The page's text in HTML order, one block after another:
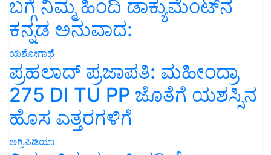
ಬಗ್ಗೆ ನಿಮ್ಮ ಹಿಂದಿ ಡಾಕ್ಯುಮೆಂಟ್‌ನ
ಕನ್ನಡ ಅನುವಾದ:
ಯಶೋಗಾಥೆ
ಪ್ರಹಲಾದ್ ಪ್ರಜಾಪತಿ: ಮಹೀಂದ್ರಾ
275 DI TU PP ಜೊತೆಗೆ ಯಶಸ್ಸಿನ
ಹೊಸ ಎತ್ತರಗಳಿಗೆ
ಅಗ್ರಿಪಿಡಿಯಾ